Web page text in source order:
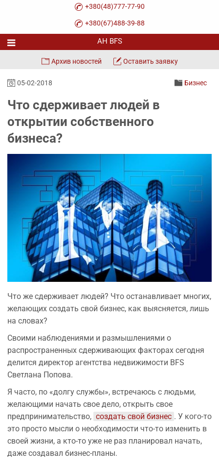
+380(48)777-77-90
+380(67)488-39-88
Архив новостей Оставить заявку
05-02-2018 Бизнес
Что сдерживает людей в
открытии собственного
бизнеса?
Что же сдерживает людей? Что останавливает многих,
желающих создать свой бизнес, как выясняется, лишь
на словах?
Своими наблюдениями и размышлениями о
распространенных сдерживающих факторах сегодня
делится директор агентства недвижимости BFS
Светлана Попова.
Я часто, по «долгу службы», встречаюсь с людьми,
желающими начать свое дело, открыть свое
предпринимательство, создать свой бизнес . У кого-то
это просто мысли о необходимости что-то изменить в
своей жизни, а кто-то уже не раз планировал начать,
даже создавал бизнес-планы.